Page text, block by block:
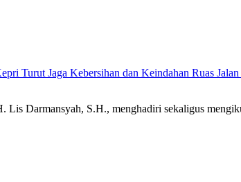
Turut Jaga Kebersihan dan Keindahan Ruas Jalan
Darmansyah, S.H., menghadiri sekaligus